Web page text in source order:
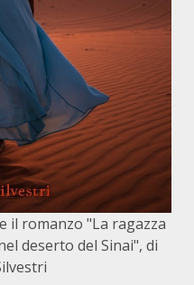
il romanzo "La ragazza
deserto del Sinai", di